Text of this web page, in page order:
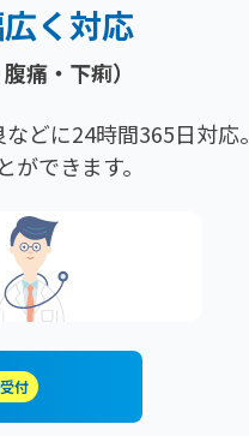
く対応
痛・下痢）
どに24時間365日対応。
できます。
付